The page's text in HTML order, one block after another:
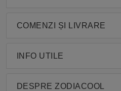
COMENZI ȘI LIVRARE
INFO UTILE
DESPRE ZODIACOOL